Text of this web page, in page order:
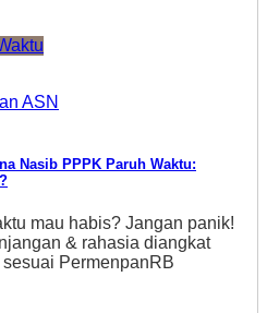
ASN
Nasib PPPK Paruh Waktu:
mau habis? Jangan panik!
& rahasia diangkat
PermenpanRB